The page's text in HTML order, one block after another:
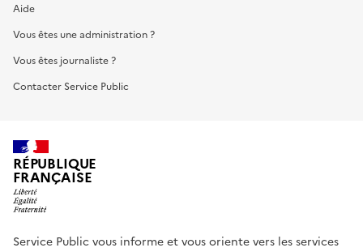
Aide
Vous êtes une administration ?
Vous êtes journaliste ?
Contacter Service Public
RÉPUBLIQUE
FRANÇAISE
Service Public vous informe et vous oriente vers les services